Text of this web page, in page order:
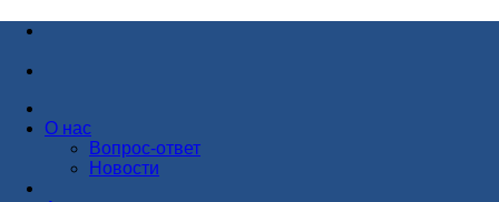
О нас
Вопрос-ответ
Новости